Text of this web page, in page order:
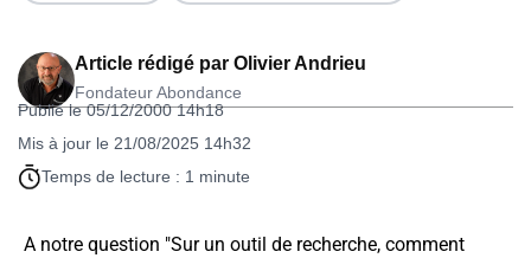
Article rédigé par Olivier Andrieu
Fondateur Abondance
Publié le 05/12/2000 14h18
Mis à jour le 21/08/2025 14h32
Temps de lecture : 1 minute
A notre question "Sur un outil de recherche, comment